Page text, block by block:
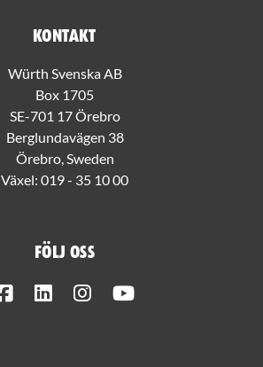
Kontakt
Würth Svenska AB
Box 1705
SE-701 17 Örebro
Berglundavägen 38
Örebro, Sweden
Växel: 019 - 35 10 00
Följ oss
FacebookLinkedInInstagram